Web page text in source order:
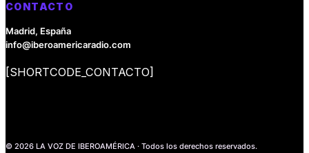
CONTACTO
Madrid, España
info@iberoamericaradio.com
[SHORTCODE_CONTACTO]
© 2026 LA VOZ DE IBEROAMÉRICA · Todos los derechos reservados.